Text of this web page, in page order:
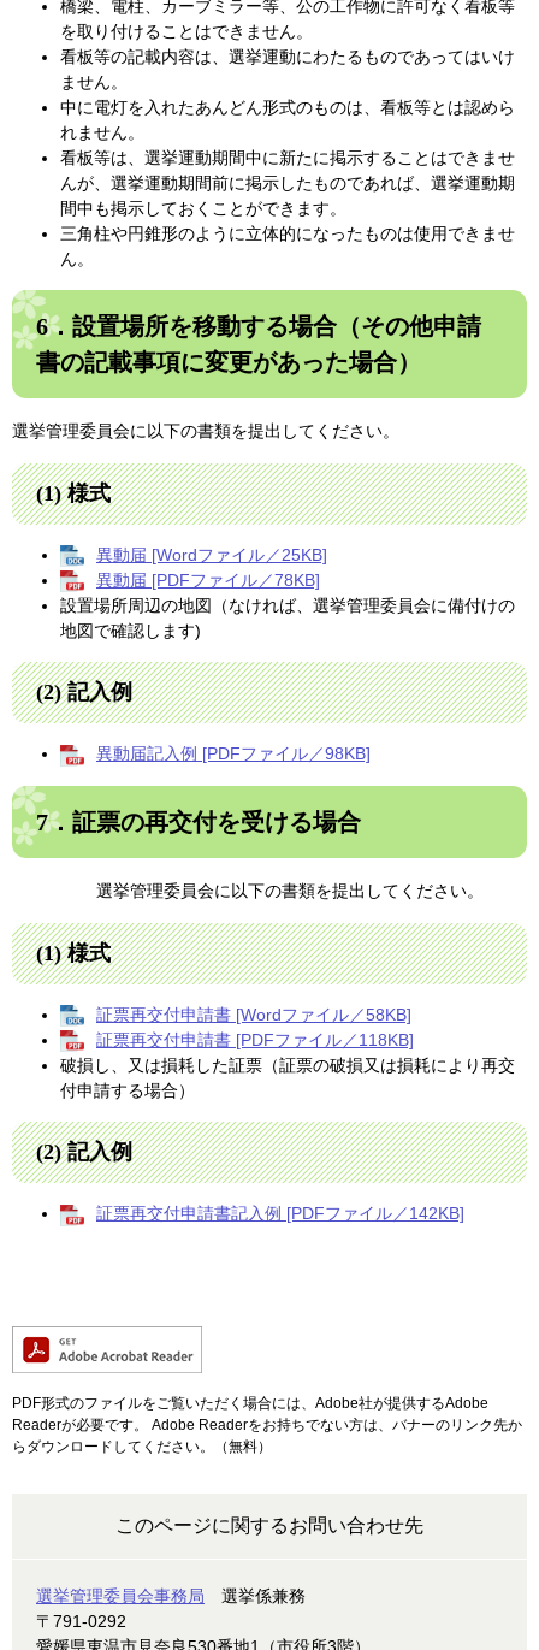
橋梁、電柱、カーブミラー等、公の工作物に許可なく看板等
を取り付けることはできません。
看板等の記載内容は、選挙運動にわたるものであってはいけ
ません。
中に電灯を入れたあんどん形式のものは、看板等とは認めら
れません。
看板等は、選挙運動期間中に新たに掲示することはできませ
んが、選挙運動期間前に掲示したものであれば、選挙運動期
間中も掲示しておくことができます。
三角柱や円錐形のように立体的になったものは使用できませ
ん。
6．設置場所を移動する場合（その他申請
書の記載事項に変更があった場合）
選挙管理委員会に以下の書類を提出してください。
(1) 様式
異動届 [Wordファイル／25KB]
異動届 [PDFファイル／78KB]
設置場所周辺の地図（なければ、選挙管理委員会に備付けの
地図で確認します)
(2) 記入例
異動届記入例 [PDFファイル／98KB]
7．証票の再交付を受ける場合
選挙管理委員会に以下の書類を提出してください。
(1) 様式
証票再交付申請書 [Wordファイル／58KB]
証票再交付申請書 [PDFファイル／118KB]
破損し、又は損耗した証票（証票の破損又は損耗により再交
付申請する場合）
(2) 記入例
証票再交付申請書記入例 [PDFファイル／142KB]
PDF形式のファイルをご覧いただく場合には、Adobe社が提供するAdobe
Readerが必要です。
Adobe Readerをお持ちでない方は、バナーのリンク先か
らダウンロードしてください。（無料）
このページに関するお問い合わせ先
選挙管理委員会事務局
選挙係兼務
〒791-0292
愛媛県東温市見奈良530番地1（市役所3階）